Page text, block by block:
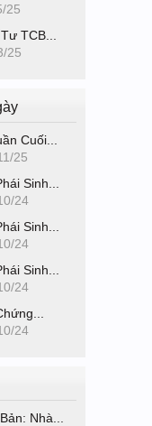
25
TCB...
25
Cuối...
25
Sinh...
24
Sinh...
24
Sinh...
24
24
Nhà...